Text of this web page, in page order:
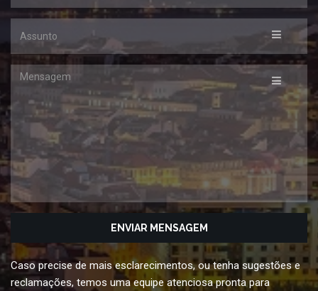
Mensagem
Caso precise de mais esclarecimentos, ou tenha sugestões e
reclamações, temos uma equipe atenciosa pronta para